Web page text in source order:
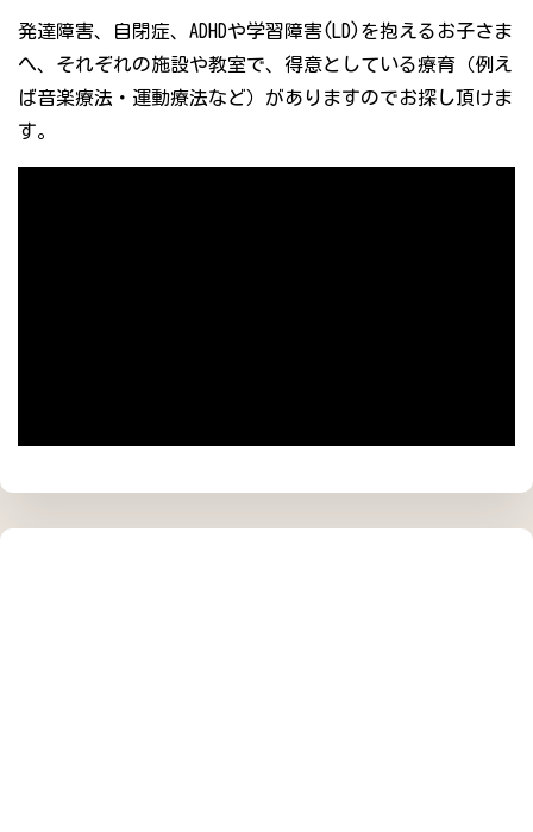
発達障害、自閉症、ADHDや学習障害(LD)を抱えるお子さま
へ、それぞれの施設や教室で、得意としている療育（例え
ば音楽療法・運動療法など）がありますのでお探し頂けま
す。